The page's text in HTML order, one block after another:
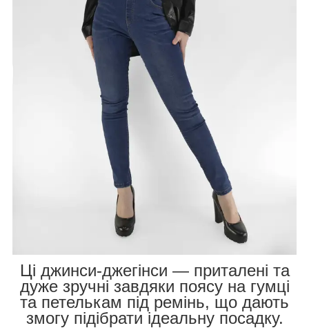
Ці джинси-джегінси — приталені та
дуже зручні завдяки поясу на гумці
та петелькам під ремінь, що дають
змогу підібрати ідеальну посадку.